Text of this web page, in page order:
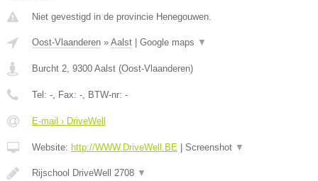
Niet gevestigd in de provincie Henegouwen.
Oost-Vlaanderen » Aalst | Google maps ▼
Burcht 2 9300 Aalst (Oost-Vlaanderen)
Tel: - , Fax: - , BTW-nr: -
E-mail › DriveWell
Website: http://WWW.DriveWell.BE | Screenshot ▼
Rijschool DriveWell 2708 ▼